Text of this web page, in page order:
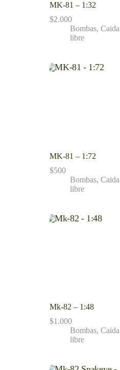
MK-81 – 1:32
$2.000
Bombas, Caida
libre
MK-81 – 1:72
$500
Bombas, Caida
libre
Mk-82 – 1:48
$1.000
Bombas, Caida
libre